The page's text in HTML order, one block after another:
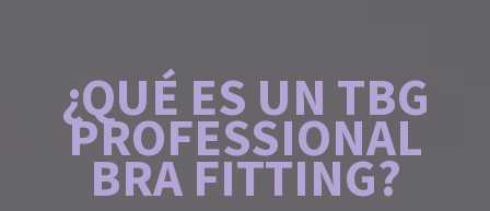
¿QUÉ ES UN TBG
PROFESSIONAL
BRA FITTING?